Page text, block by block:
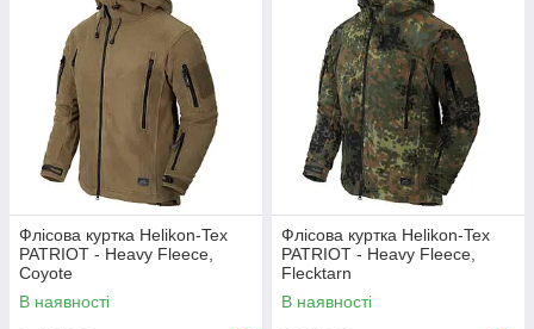
Флісова куртка Helikon-Tex
PATRIOT - Heavy Fleece,
Coyote
В наявності
Флісова куртка Helikon-Tex
PATRIOT - Heavy Fleece,
Flecktarn
В наявності